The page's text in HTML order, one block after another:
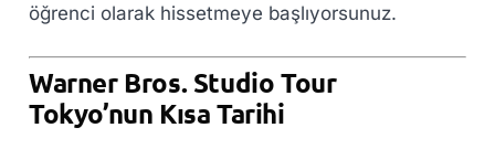
öğrenci olarak hissetmeye başlıyorsunuz.
Warner Bros. Studio Tour
Tokyo’nun Kısa Tarihi